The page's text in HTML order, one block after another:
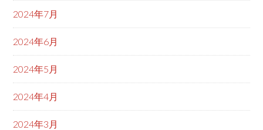
2024年7月
2024年6月
2024年5月
2024年4月
2024年3月